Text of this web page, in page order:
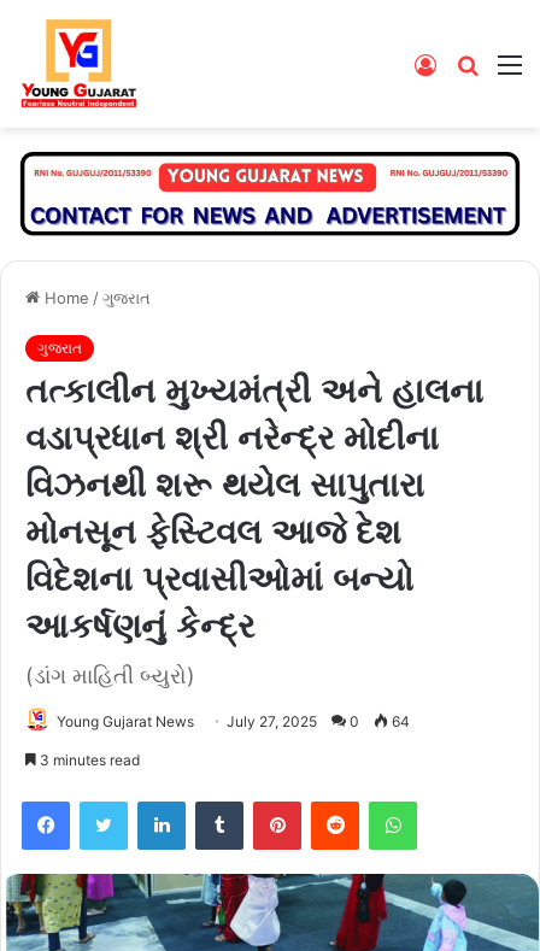
Search
Log
Home /ગુજરાત
ગુજરાત
તત્કાલીન મુખ્યમંત્રી અને હાલના
વડાપ્રધાન શ્રી નરેન્દ્ર મોદીના
વિઝનથી શરૂ થયેલ સાપુતારા
મોનસૂન ફેસ્ટિવલ આજે દેશ
વિદેશના પ્રવાસીઓમાં બન્યો
આકર્ષણનું કેન્દ્ર
(ડાંગ માહિતી બ્યુરો)
Young Gujarat News July 27, 2025 0 64
3 minutes read
FacebookTwitter LinkedInTumblr PinterestReddit WhatsApp